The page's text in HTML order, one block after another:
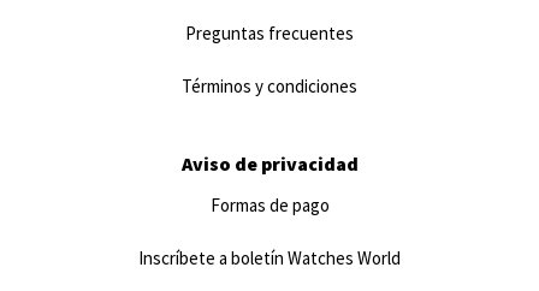
Preguntas frecuentes
Términos y condiciones
Aviso de privacidad
Formas de pago
Inscríbete a boletín Watches World